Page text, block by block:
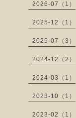
2026-07（1）
2025-12（1）
2025-07（3）
2024-12（2）
2024-03（1）
2023-10（1）
2023-02（1）